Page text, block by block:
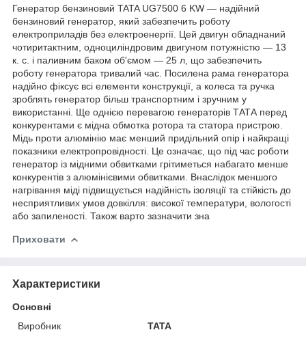
Генератор бензиновий TATA UG7500 6 KW — надійний
бензиновий генератор, який забезпечить роботу
електроприладів без електроенергії. Цей двигун обладнаний
чотиритактним, одноциліндровим двигуном потужністю — 13
к. с. і паливним баком об'ємом — 25 л, що забезпечить
роботу генератора тривалий час. Посилена рама генератора
надійно фіксує всі елементи конструкції, а колеса та ручка
зроблять генератор більш транспортним і зручним у
використанні. Ще однією перевагою генераторів ТАТА перед
конкурентами є мідна обмотка ротора та статора пристрою.
Мідь проти алюмінію має менший придільний опір і найкращі
показники електропровідності. Це означає, що під час роботи
генератор із мідними обвитками грітиметься набагато менше
конкурентів з алюмінієвими обвитками. Внаслідок меншого
нагрівання міді підвищується надійність ізоляції та стійкість до
несприятливих умов довкілля: високої температури, вологості
або запиленості. Також варто зазначити зна
Приховати
Характеристики
Основні
Виробник
TATA